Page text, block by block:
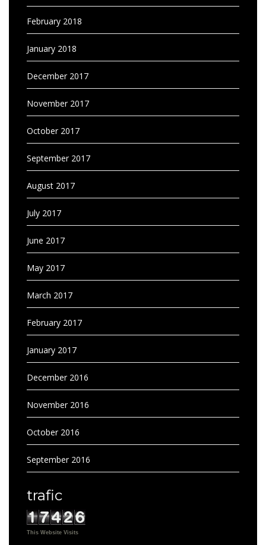
February 2018
January 2018
December 2017
November 2017
October 2017
September 2017
August 2017
July 2017
June 2017
May 2017
March 2017
February 2017
January 2017
December 2016
November 2016
October 2016
September 2016
trafic
This Website Visits